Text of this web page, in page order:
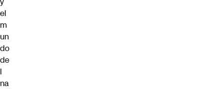
el
m
un
do
de
l
na